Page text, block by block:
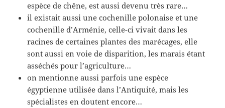
espèce de chêne, est aussi devenu très rare…
il existait aussi une cochenille polonaise et une
cochenille d’Arménie, celle-ci vivait dans les
racines de certaines plantes des marécages, elle
sont aussi en voie de disparition, les marais étant
asséchés pour l’agriculture…
on mentionne aussi parfois une espèce
égyptienne utilisée dans l’Antiquité, mais les
spécialistes en doutent encore…